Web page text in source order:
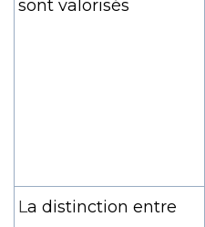
sont valorisés
La distinction entre